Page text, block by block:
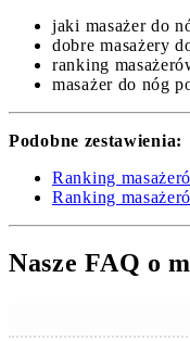
jaki masażer do
dobre masażery
ranking
masażer do nóg
Podobne zestawienia:
Ranking
Ranking
Nasze FAQ o